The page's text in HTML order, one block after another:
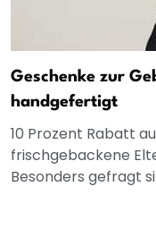
Geschenke zur
handgefertigt
10 Prozent Rabatt
frischgebackene
Besonders gefragt